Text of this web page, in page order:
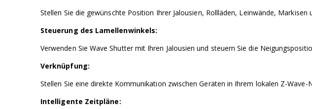
Stellen Sie die gewünschte Position Ihrer Jalousien, Rollläden, Leinwände,
Steuerung des Lamellenwinkels:
Verwenden Sie Wave Shutter mit Ihren Jalousien und steuern Sie die
Verknüpfung:
Stellen Sie eine direkte Kommunikation zwischen Geräten in Ihrem lokalen Z-
Intelligente Zeitpläne: